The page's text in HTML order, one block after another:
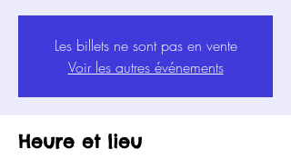
Les billets ne sont pas en vente
Voir les autres événements
Heure et lieu